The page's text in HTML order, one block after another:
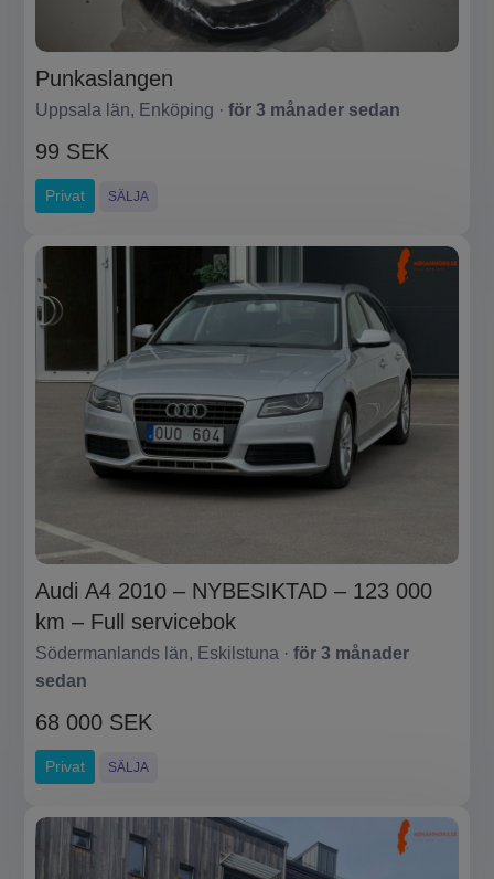
Punkaslangen
Uppsala län, Enköping · för 3 månader sedan
99 SEK
Privat SÄLJA
Audi A4 2010 – NYBESIKTAD – 123 000
km – Full servicebok
Södermanlands län, Eskilstuna · för 3 månader
sedan
68 000 SEK
Privat SÄLJA